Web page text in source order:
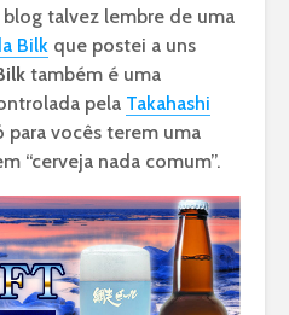
talvez lembre de uma
Bilk que postei a uns
também é uma
pela Takahashi
para vocês terem uma
“cerveja nada comum”.